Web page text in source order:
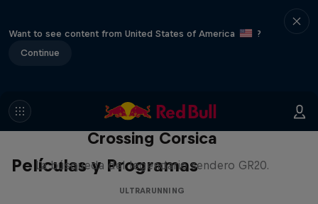
Want to see content from United States of America
?
Continue
Películas y Programas
Crossing Corsica
La búsqueda del legendario sendero GR20.
ULTRARUNNING